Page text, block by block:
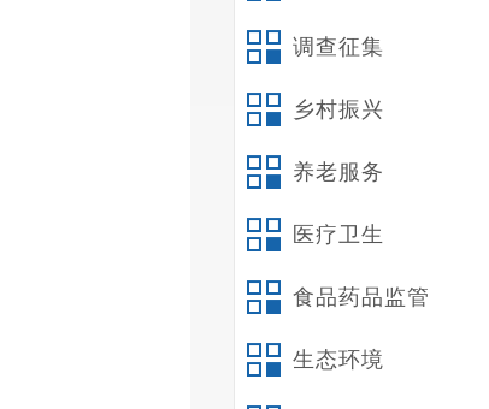
调查征集
乡村振兴
养老服务
医疗卫生
食品药品监管
生态环境